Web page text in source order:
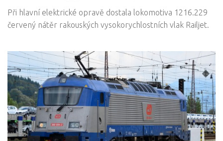
Při hlavní elektrické opravě dostala lokomotiva 1216.229
červený nátěr rakouských vysokorychlostních vlak Railjet.